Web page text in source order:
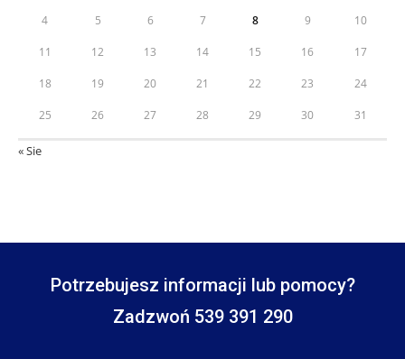
4 5 6 7 8 9 10
11 12 13 14 15 16 17
18 19 20 21 22 23 24
25 26 27 28 29 30 31
« Sie
Potrzebujesz informacji lub pomocy?
Zadzwoń 539 391 290